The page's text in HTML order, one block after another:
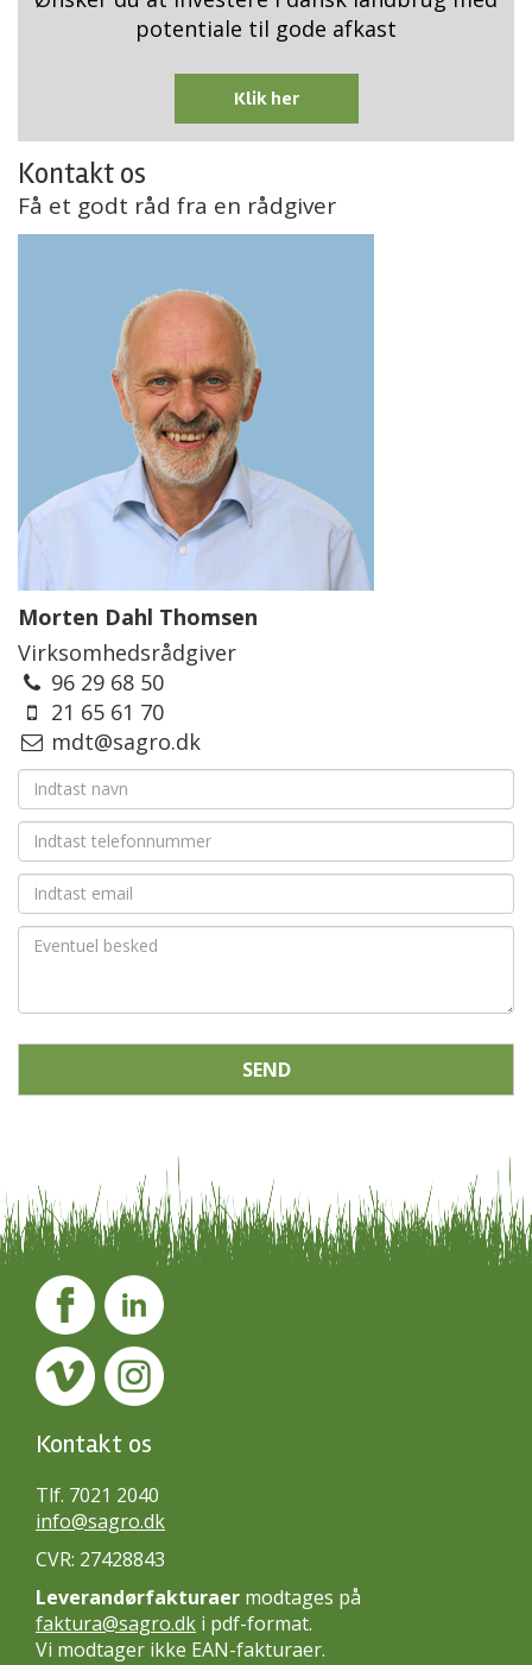
potentiale til gode afkast
Klik her
Kontakt os
Få et godt råd fra en rådgiver
Morten Dahl Thomsen
Virksomhedsrådgiver
96 29 68 50
21 65 61 70
mdt@sagro.dk
SEND
Kontakt os
Tlf. 7021 2040
info@sagro.dk
CVR: 27428843
Leverandørfakturaer modtages på
faktura@sagro.dk i pdf-format.
Vi modtager ikke EAN-fakturaer.